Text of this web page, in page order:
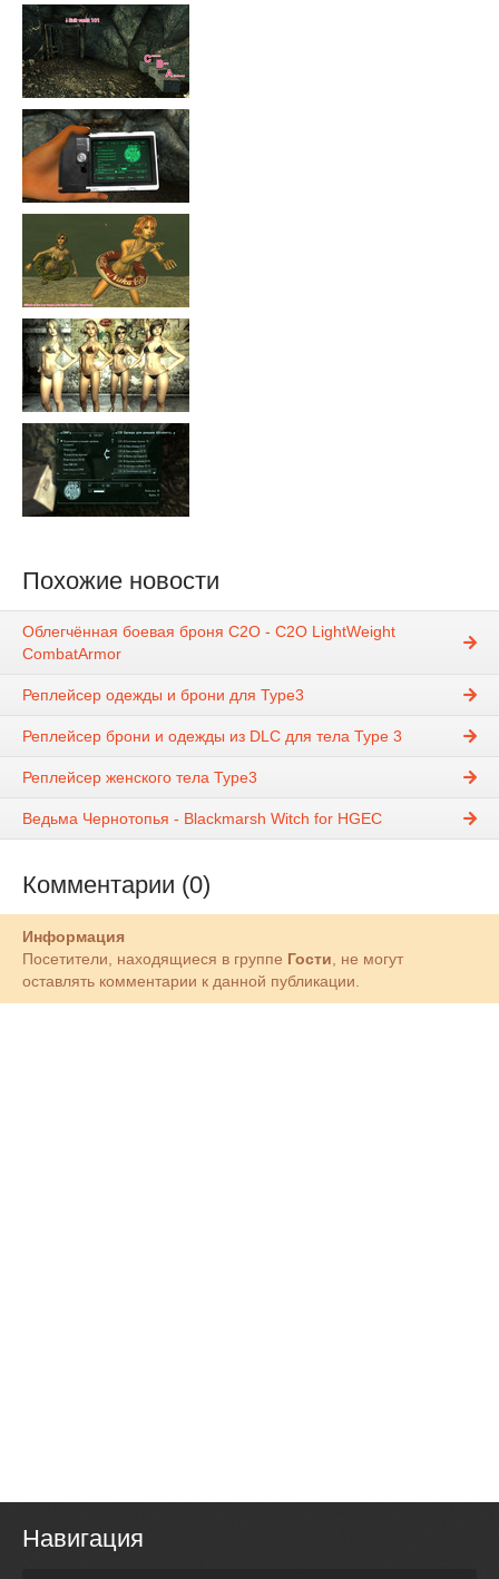
Похожие новости
Облегчённая боевая броня C2O - C2O LightWeight
CombatArmor
Реплейсер одежды и брони для Type3
Реплейсер брони и одежды из DLC для тела Type 3
Реплейсер женского тела Type3
Ведьма Чернотопья - Blackmarsh Witch for HGEC
Комментарии (0)
Информация
Посетители, находящиеся в группе Гости, не могут
оставлять комментарии к данной публикации.
Навигация